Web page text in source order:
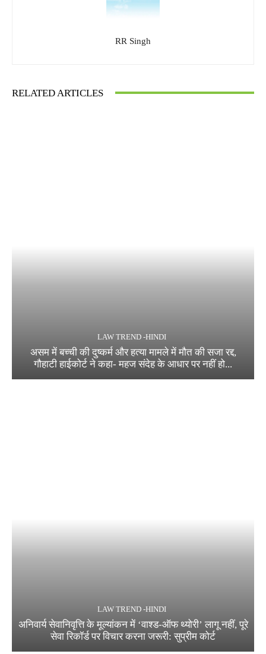
RR Singh
RELATED ARTICLES
LAW TREND -HINDI
असम में बच्ची की दुष्कर्म और हत्या मामले में मौत की सजा रद्द,
गौहाटी हाईकोर्ट ने कहा- महज संदेह के आधार पर नहीं हो...
LAW TREND -HINDI
अनिवार्य सेवानिवृत्ति के मूल्यांकन में ‘वाश्ड-ऑफ थ्योरी’ लागू नहीं, पूरे
सेवा रिकॉर्ड पर विचार करना जरूरी: सुप्रीम कोर्ट